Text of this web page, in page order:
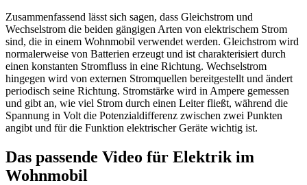
Zusammenfassend lässt sich sagen, dass Gleichstrom und
Wechselstrom die beiden gängigen Arten von elektrischem Strom
sind, die in einem Wohnmobil verwendet werden. Gleichstrom wird
normalerweise von Batterien erzeugt und ist charakterisiert durch
einen konstanten Stromfluss in eine Richtung. Wechselstrom
hingegen wird von externen Stromquellen bereitgestellt und ändert
periodisch seine Richtung. Stromstärke wird in Ampere gemessen
und gibt an, wie viel Strom durch einen Leiter fließt, während die
Spannung in Volt die Potenzialdifferenz zwischen zwei Punkten
angibt und für die Funktion elektrischer Geräte wichtig ist.
Das passende Video für Elektrik im
Wohnmobil